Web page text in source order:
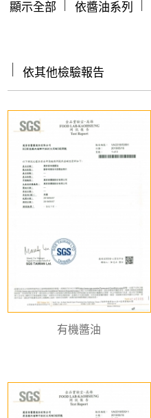
顯示全部 依醬油系列
依其他檢驗報告
有機醬油